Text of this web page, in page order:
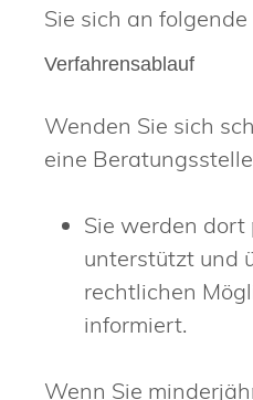
Sie sich an
Verfahrensablauf
Wenden Sie sich
eine
Sie werden dort
unterstützt und
rechtlichen
informiert.
Wenn Sie